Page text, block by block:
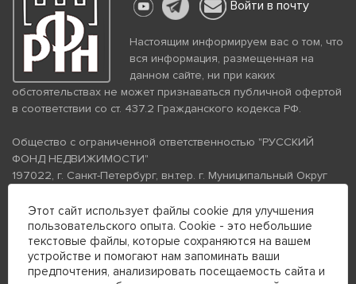
Войти в почту
Настоящим информируем вас о том, что
вся информация, размещенная на
данном сайте, ни при каких
обстоятельствах не может признаваться публичной офертой
в соответствии со ст. 437.2 Гражданского кодекса РФ.
Общество с ограниченной ответственностью "РУССКИЙ
ФОНД НЕДВИЖИМОСТИ"
197022, г. Санкт-Петербург, вн.тер. г. Муниципальный Округ
помещение 26Н, комната 103
ИНН 7813672570 КПП 781301001 ОГРН 1237800058870
Политика конфиденциальности
Политика обработки
персональных данных
Телефон для связи:
Этот сайт использует файлы cookie для улучшения
пользовательского опыта. Cookie - это небольшие
текстовые файлы, которые сохраняются на вашем
устройстве и помогают нам запоминать ваши
предпочтения, анализировать посещаемость сайта и